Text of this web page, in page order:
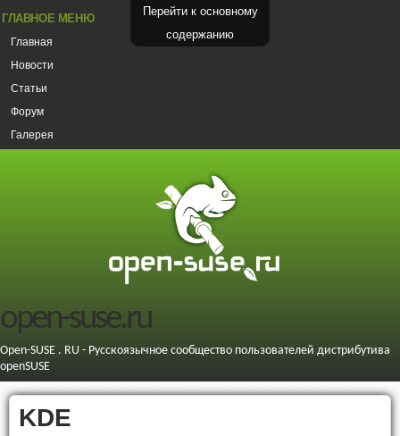
Перейти к основному
содержанию
ГЛАВНОЕ МЕНЮ
Главная
Новости
Статьи
Форум
Галерея
open-suse.ru
Open-SUSE . RU - Русскоязычное сообщество пользователей дистрибутива
openSUSE
KDE